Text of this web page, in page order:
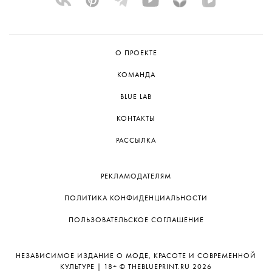
О ПРОЕКТЕ
КОМАНДА
BLUE LAB
КОНТАКТЫ
РАССЫЛКА
РЕКЛАМОДАТЕЛЯМ
ПОЛИТИКА КОНФИДЕНЦИАЛЬНОСТИ
ПОЛЬЗОВАТЕЛЬСКОЕ СОГЛАШЕНИЕ
НЕЗАВИСИМОЕ ИЗДАНИЕ О МОДЕ, КРАСОТЕ И СОВРЕМЕННОЙ
КУЛЬТУРЕ | 18+ © THEBLUEPRINT.RU 2026